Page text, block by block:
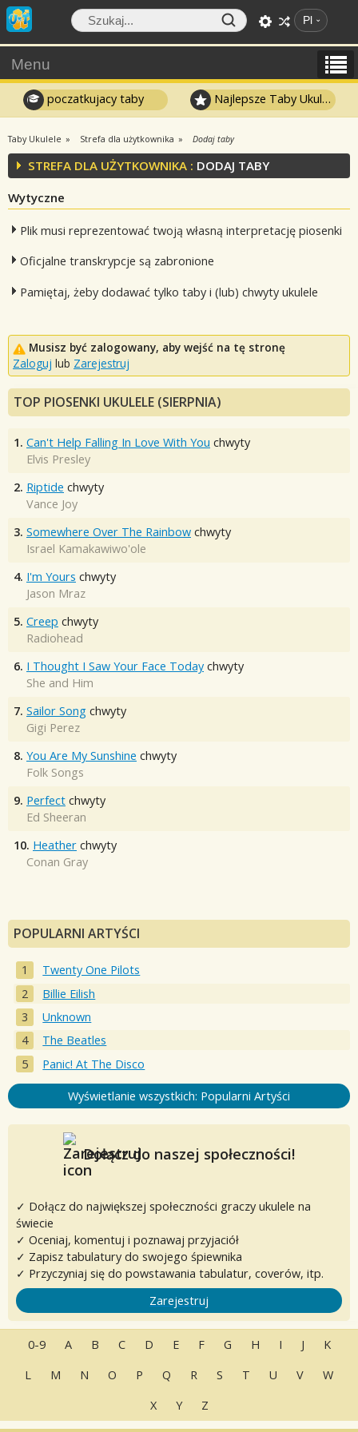
Pl
Menu
poczatkujacy taby Najlepsze Taby Ukulele
Taby Ukulele Strefa dla użytkownika Dodaj taby
STREFA DLA UŻYTKOWNIKA : DODAJ TABY
Wytyczne
Plik musi reprezentować twoją własną interpretację piosenki
Oficjalne transkrypcje są zabronione
Pamiętaj, żeby dodawać tylko taby i (lub) chwyty ukulele
Musisz być zalogowany, aby wejść na tę stronę
Zaloguj lub Zarejestruj
TOP PIOSENKI UKULELE (SIERPNIA)
1. Can't Help Falling In Love With You chwyty
Elvis Presley
2. Riptide chwyty
Vance Joy
3. Somewhere Over The Rainbow chwyty
Israel Kamakawiwo'ole
4. I'm Yours chwyty
Jason Mraz
5. Creep chwyty
Radiohead
6. I Thought I Saw Your Face Today chwyty
She and Him
7. Sailor Song chwyty
Gigi Perez
8. You Are My Sunshine chwyty
Folk Songs
9. Perfect chwyty
Ed Sheeran
10. Heather chwyty
Conan Gray
POPULARNI ARTYŚCI
Twenty One Pilots
Billie Eilish
Unknown
The Beatles
Panic! At The Disco
Wyświetlanie wszystkich: Popularni Artyści
Dołącz do naszej społeczności!
✓ Dołącz do największej społeczności graczy ukulele na
świecie
✓ Oceniaj, komentuj i poznawaj przyjaciół
✓ Zapisz tabulatury do swojego śpiewnika
✓ Przyczyniaj się do powstawania tabulatur, coverów, itp.
Zarejestruj
0-9 A B C D E F G H I J
K
L
M N O P Q R S T U V
W
X
Y Z